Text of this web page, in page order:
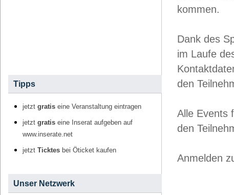
kommen.
Dank des
im Laufe
den
Alle Events
den
Anmelden
Tipps
jetzt gratis eine Veranstaltung eintragen
jetzt gratis eine Inserat aufgeben auf
www.inserate.net
jetzt Ticktes bei Öticket kaufen
Unser Netzwerk